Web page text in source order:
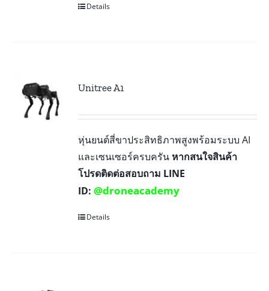
Details
Unitree A1
หุ่นยนต์สี่ขาประสิทธิภาพสูงพร้อมระบบ AI
และเซนเซอร์ครบครัน หากสนใจสินค้า
โปรดติดต่อสอบถาม LINE
ID:@droneacademy
Details